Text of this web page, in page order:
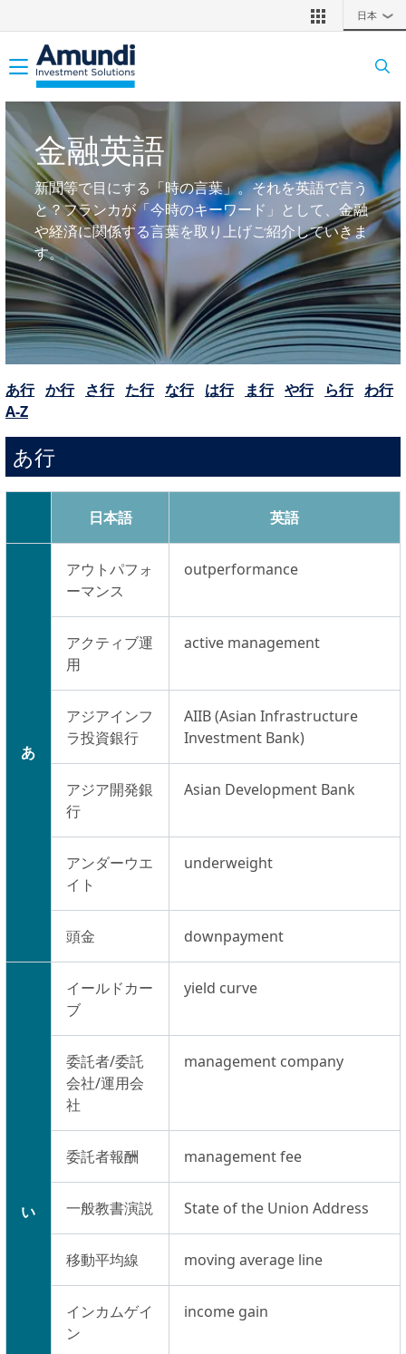
日本 ❯
Toggle navigation
金融英語
新聞等で目にする「時の言葉」。それを英語で言う
と？フランカが「今時のキーワード」として、金融
や経済に関係する言葉を取り上げご紹介していきま
す。
あ行 か行 さ行 た行 な行 は行 ま行 や行 ら行 わ行
A-Z
あ行
日本語 英語
あ
アウトパフォ
ーマンス
outperformance
アクティブ運
用
active management
アジアインフ
ラ投資銀行
AIIB (Asian Infrastructure
Investment Bank)
アジア開発銀
行
Asian Development Bank
アンダーウエ
イト
underweight
頭金 downpayment
い
イールドカー
ブ
yield curve
委託者/委託
会社/運用会
社
management company
委託者報酬 management fee
一般教書演説 State of the Union Address
移動平均線 moving average line
インカムゲイ
ン
income gain